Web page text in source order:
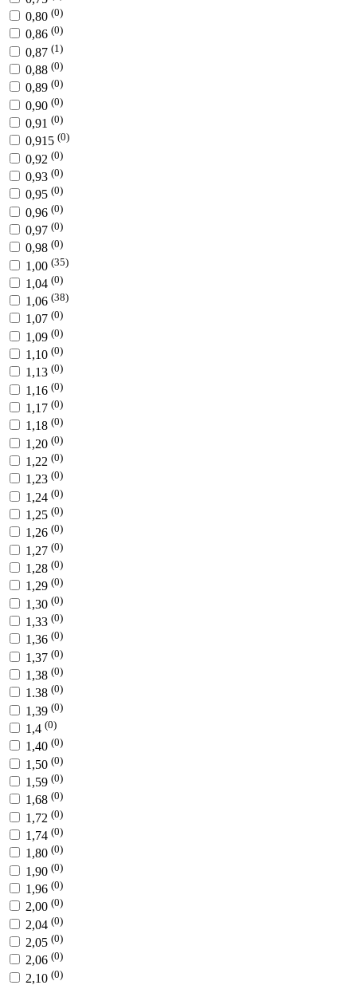
0,80 (0)
0,86 (0)
0,87 (1)
0,88 (0)
0,89 (0)
0,90 (0)
0,91 (0)
0,915 (0)
0,92 (0)
0,93 (0)
0,95 (0)
0,96 (0)
0,97 (0)
0,98 (0)
1,00 (35)
1,04 (0)
1,06 (38)
1,07 (0)
1,09 (0)
1,10 (0)
1,13 (0)
1,16 (0)
1,17 (0)
1,18 (0)
1,20 (0)
1,22 (0)
1,23 (0)
1,24 (0)
1,25 (0)
1,26 (0)
1,27 (0)
1,28 (0)
1,29 (0)
1,30 (0)
1,33 (0)
1,36 (0)
1,37 (0)
1,38 (0)
1.38 (0)
1,39 (0)
1,4 (0)
1,40 (0)
1,50 (0)
1,59 (0)
1,68 (0)
1,72 (0)
1,74 (0)
1,80 (0)
1,90 (0)
1,96 (0)
2,00 (0)
2,04 (0)
2,05 (0)
2,06 (0)
2,10 (0)